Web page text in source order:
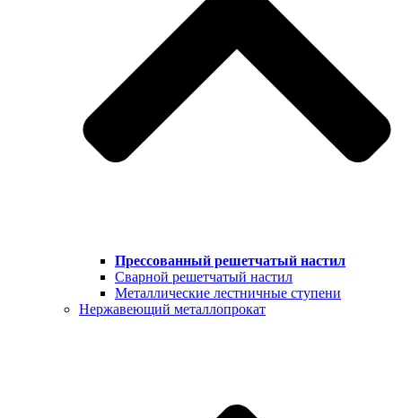
Прессованный решетчатый настил
Сварной решетчатый настил
Металлические лестничные ступени
Нержавеющий металлопрокат